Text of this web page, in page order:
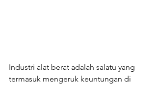
Industri alat berat adalah salatu yang
termasuk mengeruk keuntungan di